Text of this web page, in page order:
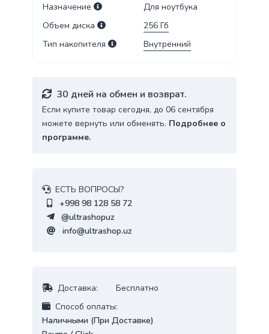
Назначение
Для ноутбука
Объем диска
256 Гб
Тип накопителя
Внутренний
30 дней на обмен и возврат.
Если купите товар сегодня, до 06 сентября
можете вернуть или обменять. Подробнее о
программе.
ЕСТЬ ВОПРОСЫ?
+998 98 128 58 72
@ultrashopuz
info@ultrashop.uz
Доставка:
Бесплатно
Cпособ оплаты:
Наличными (При Доставке)